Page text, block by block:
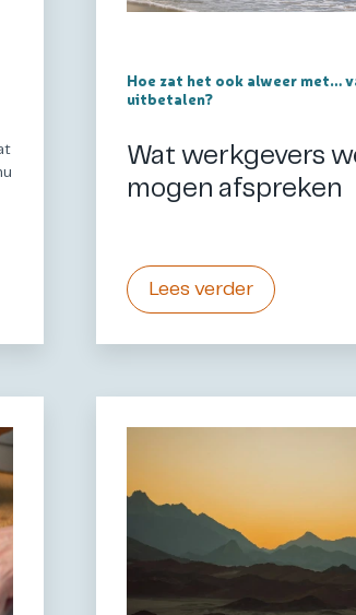
Hoe zat het ook alweer met…
uitbetalen?
Wat werkgevers
mogen afspreken
Lees verder